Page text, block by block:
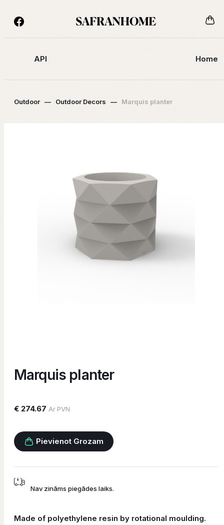
API Home
Outdoor — Outdoor Decors — Marquis planter
Marquis planter
€ 274.67 Ar PVN
Pievienot Grozam
Nav zināms piegādes laiks.
Made of polyethylene resin by rotational moulding.